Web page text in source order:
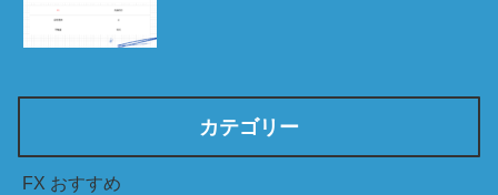
カテゴリー
FX おすすめ